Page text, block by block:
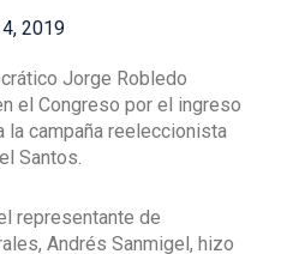
2019
Jorge Robledo
el Congreso por el ingreso
la campaña reeleccionista
Santos.
representante de
Andrés Sanmigel, hizo